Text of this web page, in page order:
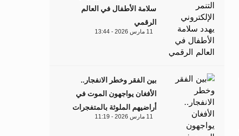
سلامة الأطفال في العالم
الرقمي
11 مارس 2026 - 13:44
بين الفقر وخطر الانفجار..
الأفغان يواجهون الموت في
أراضيهم الملوثة بالمتفجرات
11 مارس 2026 - 11:19